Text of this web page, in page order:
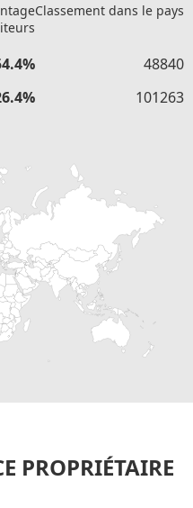
Classement dans le pays
48840
101263
PROPRIÉTAIRE